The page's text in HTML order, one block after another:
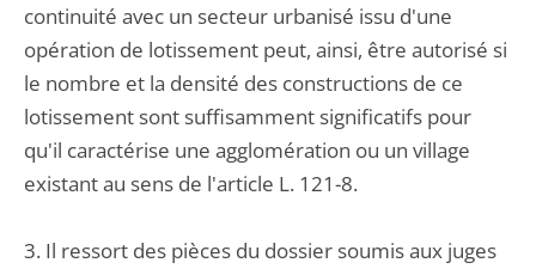
continuité avec un secteur urbanisé issu d'une
opération de lotissement peut, ainsi, être autorisé si
le nombre et la densité des constructions de ce
lotissement sont suffisamment significatifs pour
qu'il caractérise une agglomération ou un village
existant au sens de l'article L. 121-8.
3. Il ressort des pièces du dossier soumis aux juges